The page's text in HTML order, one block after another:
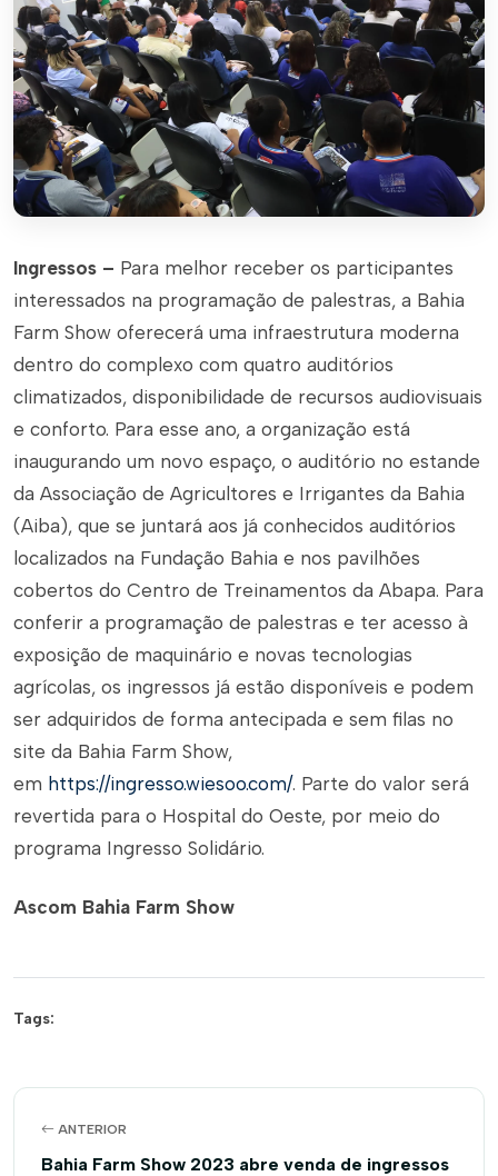
Ingressos – Para melhor receber os participantes
interessados na programação de palestras, a Bahia
Farm Show oferecerá uma infraestrutura moderna
dentro do complexo com quatro auditórios
climatizados, disponibilidade de recursos audiovisuais
e conforto. Para esse ano, a organização está
inaugurando um novo espaço, o auditório no estande
da Associação de Agricultores e Irrigantes da Bahia
(Aiba), que se juntará aos já conhecidos auditórios
localizados na Fundação Bahia e nos pavilhões
cobertos do Centro de Treinamentos da Abapa. Para
conferir a programação de palestras e ter acesso à
exposição de maquinário e novas tecnologias
agrícolas, os ingressos já estão disponíveis e podem
ser adquiridos de forma antecipada e sem filas no
site da Bahia Farm Show,
em https://ingresso.wiesoo.com/. Parte do valor será
revertida para o Hospital do Oeste, por meio do
programa Ingresso Solidário.
Ascom Bahia Farm Show
Tags:
ANTERIOR
Bahia Farm Show 2023 abre venda de ingressos